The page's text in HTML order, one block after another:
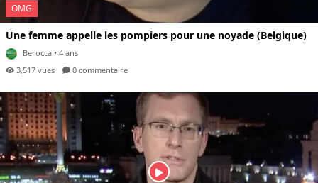
OMG
Une femme appelle les pompiers pour une noyade (Belgique)
Berocca • 4 ans
3,517 vues
0 commentaire